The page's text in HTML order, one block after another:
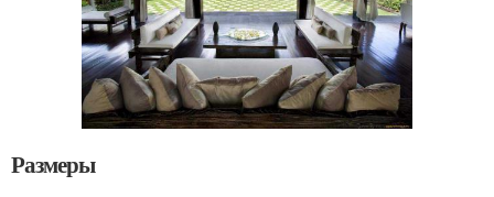
Размеры